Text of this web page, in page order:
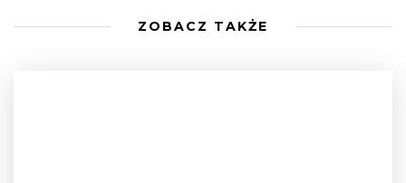
ZOBACZ TAKŻE